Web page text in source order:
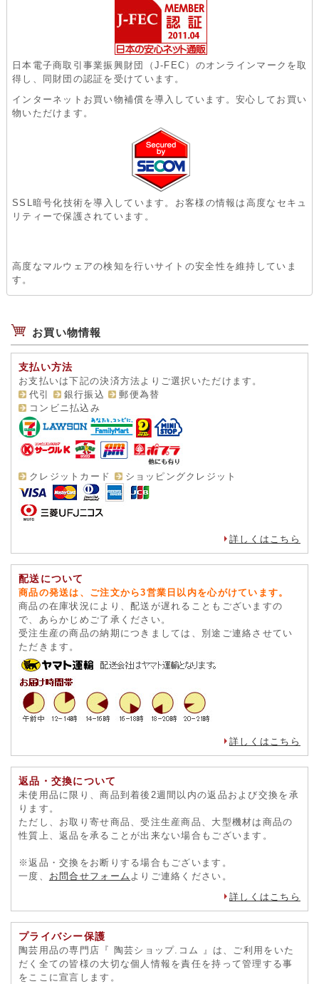
日本電子商取引事業振興財団（J-FEC）のオンラインマークを取
得し、同財団の認証を受けています。
インターネットお買い物補償を導入しています。安心してお買い
物いただけます。
SSL暗号化技術を導入しています。お客様の情報は高度なセキュ
リティーで保護されています。
高度なマルウェアの検知を行いサイトの安全性を維持していま
す。
お買い物情報
支払い方法
お支払いは下記の決済方法よりご選択いただけます。
代引
銀行振込
郵便為替
コンビニ払込み
クレジットカード ショッピングクレジット
詳しくはこちら
配送について
商品の発送は、ご注文から3営業日以内を心がけています。
商品の在庫状況により、配送が遅れることもございますの
で、あらかじめご了承ください。
受注生産の商品の納期につきましては、別途ご連絡させてい
ただきます。
詳しくはこちら
返品・交換について
未使用品に限り、商品到着後2週間以内の返品および交換を承
ります。
ただし、お取り寄せ商品、受注生産商品、大型機材は商品の
性質上、返品を承ることが出来ない場合もございます。
※返品・交換をお断りする場合もございます。
一度、 お問合せフォーム よりご連絡ください。
詳しくはこちら
プライバシー保護
陶芸用品の専門店『 陶芸ショップ.コム 』は、ご利用をいた
だく全ての皆様の大切な個人情報を責任を持って管理する事
をここに宣言します。